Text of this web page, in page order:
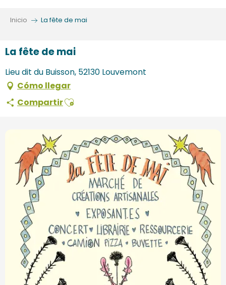
Inicio La fête de mai
La fête de mai
Lieu dit du Buisson, 52130 Louvemont
Cómo llegar
CompartirAjouter aux favoris